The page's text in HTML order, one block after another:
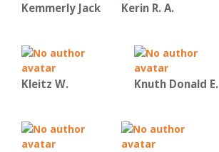
Kemmerly Jack Kerin R. A.
Kleitz W. Knuth Donald E.